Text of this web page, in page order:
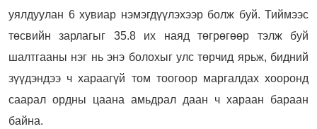
уялдуулан 6 хувиар нэмэгдүүлэхээр болж буй. Тиймээс
төсвийн зарлагыг 35.8 их наяд төгрөгөөр тэлж буй
шалтгааны нэг нь энэ болохыг улс төрчид ярьж, бидний
зүүдэндээ ч хараагүй том тоогоор маргалдах хооронд
саарал ордны цаана амьдрал даан ч хараан бараан
байна.